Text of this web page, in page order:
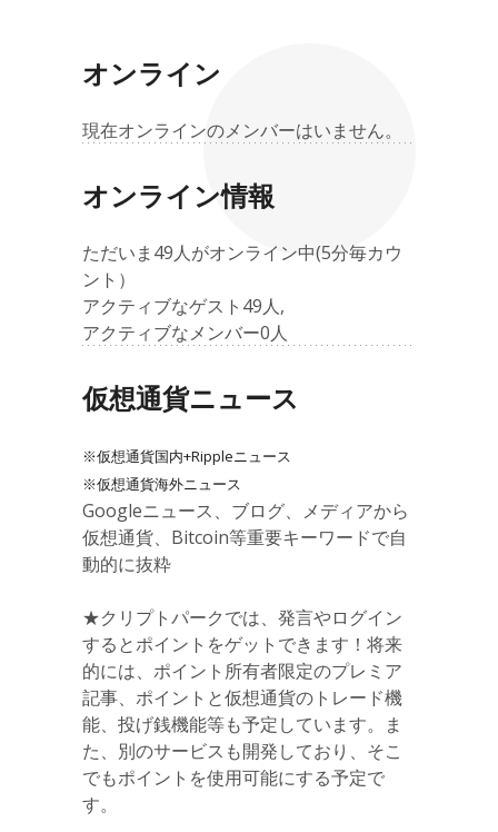
オンライン
現在オンラインのメンバーはいません。
オンライン情報
ただいま49人がオンライン中(5分毎カウ
ント）
アクティブなゲスト49人,
アクティブなメンバー0人
仮想通貨ニュース
※仮想通貨国内+Rippleニュース
※仮想通貨海外ニュース
Googleニュース、ブログ、メディアから
仮想通貨、Bitcoin等重要キーワードで自
動的に抜粋
★クリプトパークでは、発言やログイン
するとポイントをゲットできます！将来
的には、ポイント所有者限定のプレミア
記事、ポイントと仮想通貨のトレード機
能、投げ銭機能等も予定しています。ま
た、別のサービスも開発しており、そこ
でもポイントを使用可能にする予定で
す。